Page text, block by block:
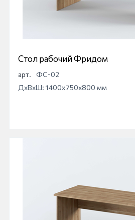
Стол рабочий Фридом
арт.
ФС-02
ДхВхШ: 1400x750x800 мм